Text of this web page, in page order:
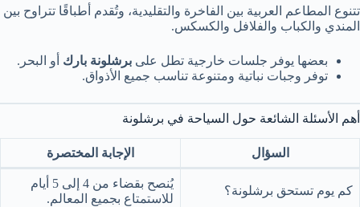
تتنوع المطاعم العربية بين الفاخرة والتقليدية، وتُقدم أطباقًا تتراوح بين
المندي والكباب والفلافل والكسكس.
بعضها يوفر جلسات خارجية تطل على برشلونة بارك أو البحر.
توفر وجبات نباتية ومتنوعة تناسب جميع الأذواق.
أهم الأسئلة الشائعة حول السياحة في برشلونة
السؤال الإجابة المختصرة
كم يوم تستحق برشلونة؟
يُنصح بقضاء من 4 إلى 5 أيام
للاستمتاع بجميع المعالم.